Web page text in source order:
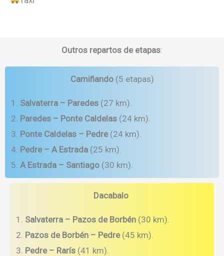
Outros repartos de etapas:
Camiñando(5 etapas)
Salvaterra – Paredes (27 km).
Paredes – Ponte Caldelas (24 km).
Ponte Caldelas – Pedre (24 km).
Pedre – A Estrada (25 km).
A Estrada – Santiago (30 km).
Dacabalo
Salvaterra – Pazos de Borbén (30 km).
Pazos de Borbén – Pedre(45 km).
Pedre – Rarís (41 km).